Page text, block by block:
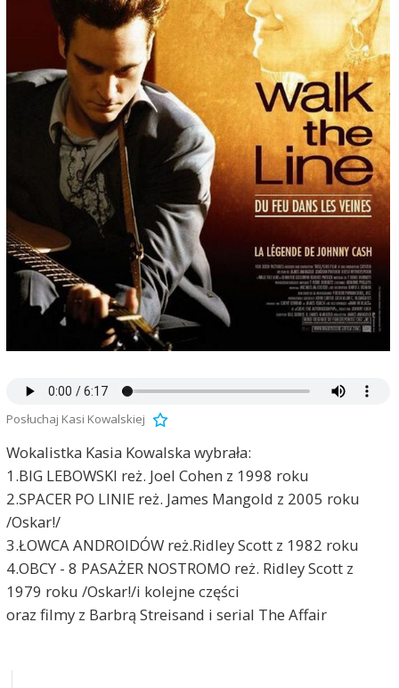
Posłuchaj Kasi Kowalskiej
Wokalistka Kasia Kowalska wybrała:
1.BIG LEBOWSKI reż. Joel Cohen z 1998 roku
2.SPACER PO LINIE reż. James Mangold z 2005 roku
/Oskar!/
3.ŁOWCA ANDROIDÓW reż.Ridley Scott z 1982 roku
4.OBCY - 8 PASAŻER NOSTROMO reż. Ridley Scott z
1979 roku /Oskar!/i kolejne części
oraz filmy z Barbrą Streisand i serial The Affair